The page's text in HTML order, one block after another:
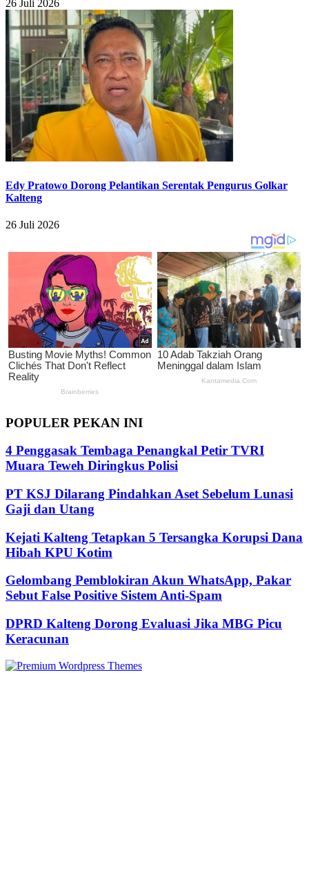
26 Juli 2026
Edy Pratowo Dorong Pelantikan Serentak Pengurus Golkar
Kalteng
26 Juli 2026
POPULER PEKAN INI
4 Penggasak Tembaga Penangkal Petir TVRI
Muara Teweh Diringkus Polisi
PT KSJ Dilarang Pindahkan Aset Sebelum Lunasi
Gaji dan Utang
Kejati Kalteng Tetapkan 5 Tersangka Korupsi Dana
Hibah KPU Kotim
Gelombang Pemblokiran Akun WhatsApp, Pakar
Sebut False Positive Sistem Anti-Spam
DPRD Kalteng Dorong Evaluasi Jika MBG Picu
Keracunan